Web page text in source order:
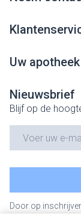
Uw apotheek
Nieuwsbrief
Blijf op de
Door op